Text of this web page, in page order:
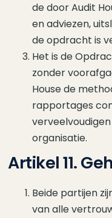
de door Audit
en adviezen,
de opdracht is
Het is de
zonder
House de
rapportages
organisatie.
Artikel 11.
Beide partijen
van alle